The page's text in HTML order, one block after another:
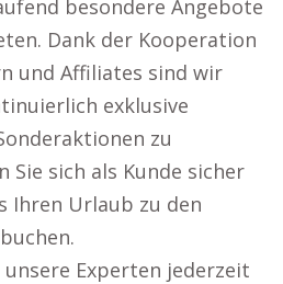
besondere Angebote
Dank der Kooperation
und Affiliates sind wir
exklusive
zu
Sie sich als Kunde sicher
Ihren Urlaub zu den
Experten jederzeit